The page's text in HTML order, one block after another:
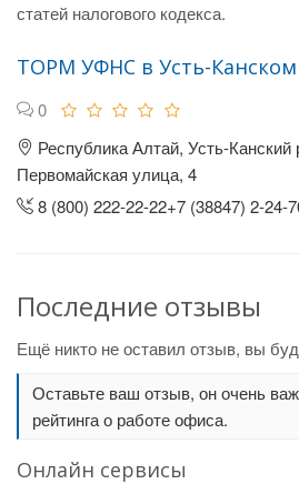
статей налогового кодекса.
ТОРМ УФНС в Усть-
0
Республика Алтай, Усть-Канский
Первомайская улица, 4
8 (800) 222-22-22+7 (38847) 2-24-
Последние отзывы
Ещё никто не оставил отзыв, вы
Оставьте ваш отзыв, он очень
рейтинга о работе офиса.
Онлайн сервисы